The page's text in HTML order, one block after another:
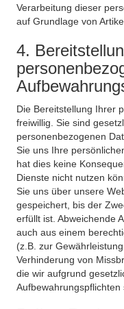
Verarbeitung dieser
auf Grundlage von
4.
Die Bereitstellung Ihrer
freiwillig. Sie sind
personenbezogenen
Sie uns Ihre
hat dies keine
Dienste nicht nutzen
Sie uns über unsere
gespeichert, bis der
erfüllt ist. Abweichende
auch aus einem
(z.B. zur
Verhinderung von
die wir aufgrund